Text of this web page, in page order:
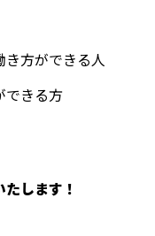
き方ができる人
できる方
します！